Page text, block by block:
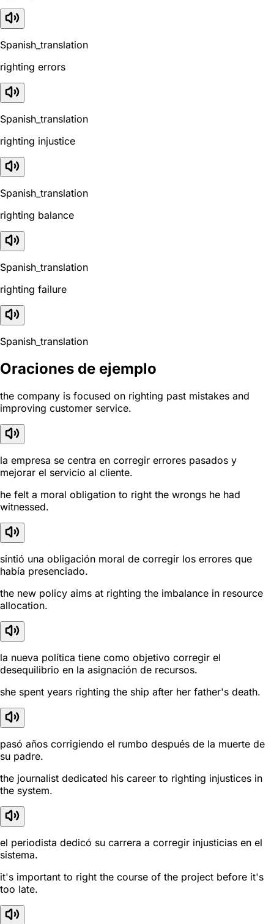
Spanish_translation
righting errors
Spanish_translation
righting injustice
Spanish_translation
righting balance
Spanish_translation
righting failure
Spanish_translation
Oraciones de ejemplo
the company is focused on righting past mistakes and
improving customer service.
la empresa se centra en corregir errores pasados y
mejorar el servicio al cliente.
he felt a moral obligation to right the wrongs he had
witnessed.
sintió una obligación moral de corregir los errores que
había presenciado.
the new policy aims at righting the imbalance in resource
allocation.
la nueva política tiene como objetivo corregir el
desequilibrio en la asignación de recursos.
she spent years righting the ship after her father's death.
pasó años corrigiendo el rumbo después de la muerte de
su padre.
the journalist dedicated his career to righting injustices in
the system.
el periodista dedicó su carrera a corregir injusticias en el
sistema.
it's important to right the course of the project before it's
too late.